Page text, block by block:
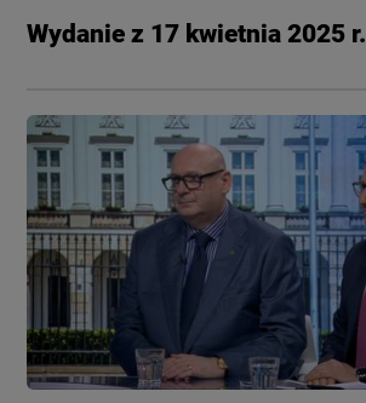
Wydanie z 17 kwietnia 2025 r.